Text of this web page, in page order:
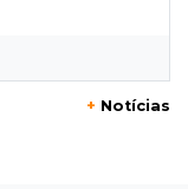
R$ 8,2 mil;
+ Notícias